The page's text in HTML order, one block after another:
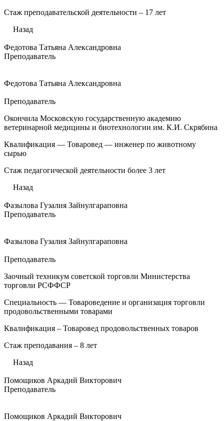
Стаж преподавательской деятельности – 17 лет
Назад
Федотова Татьяна Александровна
Преподаватель
Федотова Татьяна Александровна
Преподаватель
Окончила Московскую государственную академию
ветеринарной медицины и биотехнологии им. К.И. Скрябина
Квалификация — Товаровед — инженер по животному
сырью
Стаж педагогической деятельности более 3 лет
Назад
Фазылова Гузалия Зайнулгараповна
Преподаватель
Фазылова Гузалия Зайнулгараповна
Преподаватель
Заочный техникум советской торговли Министерства
торговли РСФФСР
Специальность — Товароведение и организация торговли
продовольственными товарами
Квалификация – Товаровед продовольственных товаров
Стаж преподавания – 8 лет
Назад
Помощиков Аркадий Викторович
Преподаватель
Помощиков Аркадий Викторович